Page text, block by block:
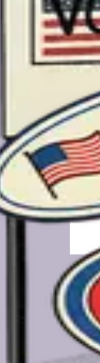
elecciones
para el día de
versión beta y
versión beta y
contactado para
por Change.org,
privacidad Política